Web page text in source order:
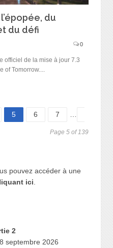
du
du défi
0
officiel de la mise à jour 7.3
Tomorrow....
Page
5 Page
6 Page
7
Page 5 of 139
pouvez accéder à une
ici
2
septembre 2026